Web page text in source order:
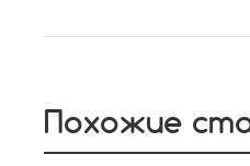
Похожие